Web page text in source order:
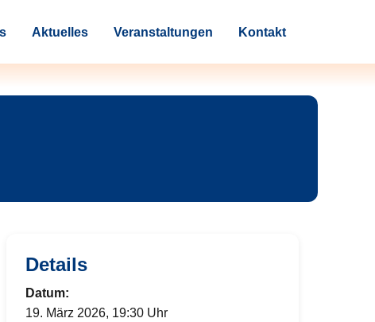
Aktuelles Veranstaltungen Kontakt
Details
Datum:
19. März 2026, 19:30 Uhr